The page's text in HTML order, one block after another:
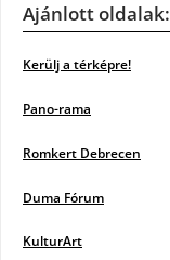
Ajánlott oldalak:
Kerülj a térképre!
Pano-rama
Romkert Debrecen
Duma Fórum
KulturArt